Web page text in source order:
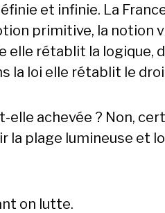
et infinie. La
primitive, la notion
elle rétablit la logique,
la loi elle rétablit le
elle achevée ? Non,
la plage lumineuse et
on lutte.